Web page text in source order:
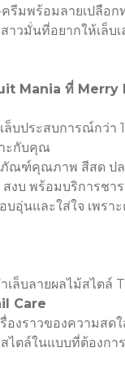
ครีมพร้อมลายเปลือก
าวมั่นที่อยากให้เล็บเ
Mania ที่ Merry
ล็บประสบการณ์กว่า
ะกับคุณ
ภัณฑ์คุณภาพ สีสด ป
สงบ พร้อมบริการชา
บอุ่นและใส่ใจ เพร
เล็บลายผลไม้สไตล์
Care
องราวของความสด
ไตล์ในแบบที่ต้องการ